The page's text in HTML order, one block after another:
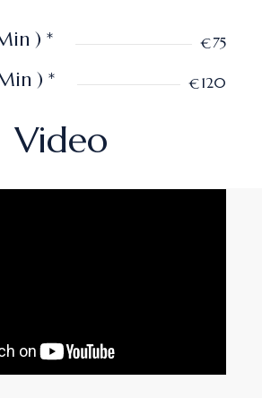
) * €75
) * €120
Video